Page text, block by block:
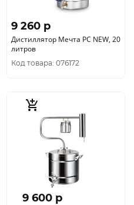
9 260 p
Дистиллятор Мечта РС NEW, 20
литров
Код товара: 076172
9 600 p